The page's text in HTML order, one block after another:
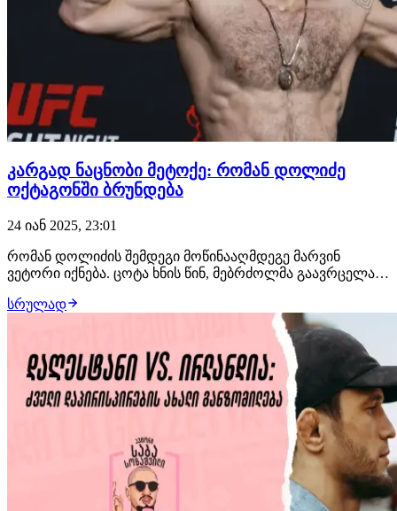
კარგად ნაცნობი მეტოქე: რომან დოლიძე
ოქტაგონში ბრუნდება
24 იან 2025, 23:01
რომან დოლიძის შემდეგი მოწინააღმდეგე მარვინ
ვეტორი იქნება. ცოტა ხნის წინ, მებრძოლმა გაავრცელა
მოაწერა და მარტში ოქტაგონში დაბრუნდება. ახლა კი
დადასტურებულად შეგვიძლია ვთქვათ, რომ ქართველი
მებრძოლი იტალიელი ოპონენტის წინააღმდეგ გამოვა.…
სრულად